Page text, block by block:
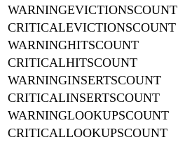
WARNINGEVICTIONSCOUNT
CRITICALEVICTIONSCOUNT
WARNINGHITSCOUNT
CRITICALHITSCOUNT
WARNINGINSERTSCOUNT
CRITICALINSERTSCOUNT
WARNINGLOOKUPSCOUNT
CRITICALLOOKUPSCOUNT